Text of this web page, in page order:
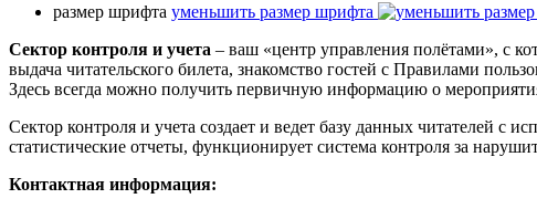
размер шрифта уменьшить размер шрифта
Сектор контроля и учета – ваш «центр управления полётами», с
выдача читательского билета, знакомство гостей с Правилами
Здесь всегда можно получить первичную информацию о
Сектор контроля и учета создает и ведет базу данных читателей с
статистические отчеты, функционирует система контроля за
Контактная информация: